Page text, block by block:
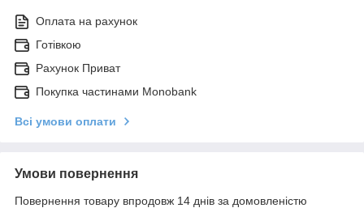
Оплата на рахунок
Готівкою
Рахунок Приват
Покупка частинами Monobank
Всі умови оплати
Умови повернення
Повернення товару впродовж 14 днів за домовленістю